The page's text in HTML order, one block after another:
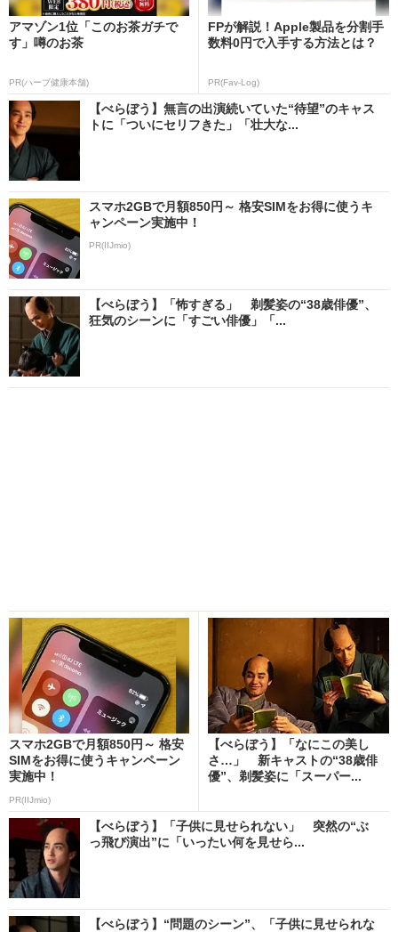
アマゾン1位「このお茶ガチで
す」噂のお茶
PR(ハーブ健康本舗)
FPが解説！Apple製品を分割手
数料0円で入手する方法とは？
PR(Fav-Log)
【べらぼう】無言の出演続いていた“待望”のキャス
トに「ついにセリフきた」「壮大な...
スマホ2GBで月額850円～ 格安SIMをお得に使うキ
ャンペーン実施中！
PR(IIJmio)
【べらぼう】「怖すぎる」 剃髪姿の“38歳俳優”、
狂気のシーンに「すごい俳優」「...
スマホ2GBで月額850円～ 格安
SIMをお得に使うキャンペーン
実施中！
PR(IIJmio)
【べらぼう】「なにこの美し
さ…」 新キャストの“38歳俳
優”、剃髪姿に「スーパー...
【べらぼう】「子供に見せられない」 突然の“ぶ
っ飛び演出”に「いったい何を見せら...
【べらぼう】“問題のシーン”、「子供に見せられな